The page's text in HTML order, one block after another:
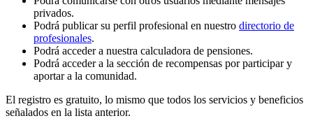
privados.
Podrá publicar su perfil profesional en nuestro directorio de
profesionales.
Podrá acceder a nuestra calculadora de pensiones.
Podrá acceder a la sección de recompensas por participar y
aportar a la comunidad.
El registro es gratuito, lo mismo que todos los servicios y beneficios
señalados en la lista anterior.